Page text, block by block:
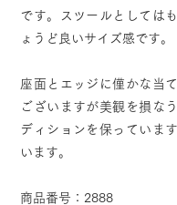
です。スツールとしては
ょうど良いサイズ感です。
座面とエッジに僅かな当
ございますが美観を損な
ディションを保っていま
います。
商品番号：2888